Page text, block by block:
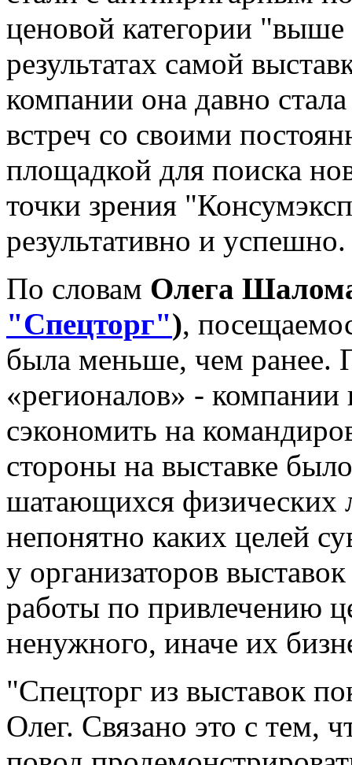
ценовой категории "выше
результатах самой
компании она давно
встреч со своими
площадкой для поиска
точки зрения
результативно и успешно.
По словам Олега
"Спецторг"),
была меньше, чем ранее.
«регионалов» -
сэкономить на
стороны на выставке
шатающихся физических
непонятно каких целей
у организаторов
работы по привлечению
ненужного, иначе их
"Спецторг из выставок
Олег. Связано это с тем,